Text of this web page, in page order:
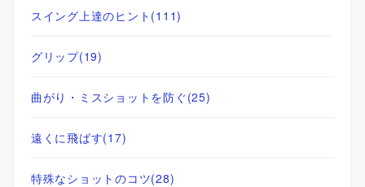
スイング上達のヒント (111)
グリップ(19)
曲がり・ミスショットを防ぐ(25)
遠くに飛ばす(17)
特殊なショットのコツ(28)